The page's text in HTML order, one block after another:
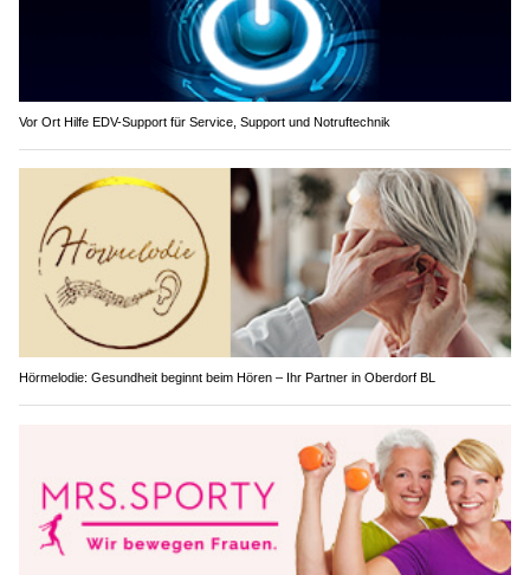
Vor Ort Hilfe EDV-Support für Service, Support und Notruftechnik
Hörmelodie: Gesundheit beginnt beim Hören – Ihr Partner in Oberdorf BL